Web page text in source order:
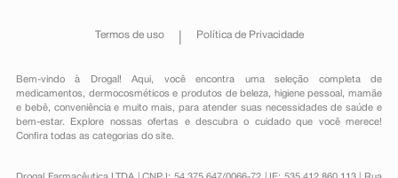
Termos de uso Política de Privacidade
Bem-vindo à Drogal! Aqui, você encontra uma seleção completa de
medicamentos , dermocosméticos e produtos de beleza, higiene pessoal ,mamãe
e bebê, conveniênciae muito mais, para atender suas necessidades de saúde e
bem-estar. Explore nossas ofertas e descubra o cuidado que você merece!
Confira todas as categorias do site.